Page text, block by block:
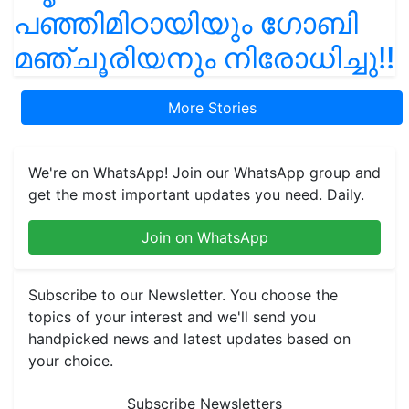
പഞ്ഞിമിഠായിയും ഗോബി
മഞ്ചൂരിയനും നിരോധിച്ചു!!
More Stories
We're on WhatsApp! Join our WhatsApp group and
get the most important updates you need. Daily.
Join on WhatsApp
Subscribe to our Newsletter. You choose the
topics of your interest and we'll send you
handpicked news and latest updates based on
your choice.
Subscribe Newsletters